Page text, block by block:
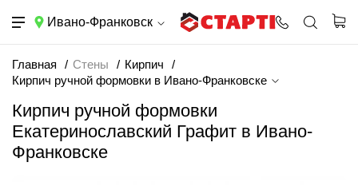
Ивано-Франковск
Главная Стены
Кирпич
Кирпич ручной формовки в Ивано-Франковске
Кирпич ручной формовки
Екатеринославский Графит в Ивано-
Франковске